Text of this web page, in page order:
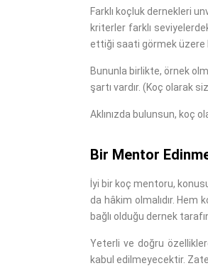
Farklı koçluk dernekleri
kriterler farklı
ettiği saati görmek üzere
Bununla birlikte, örnek
şartı vardır. (Koç olarak
Aklınızda bulunsun, koç
Bir Mentor
İyi bir koç mentoru,
da hâkim olmalıdır. Hem
bağlı olduğu dernek
Yeterli ve doğru
kabul edilmeyecektir.